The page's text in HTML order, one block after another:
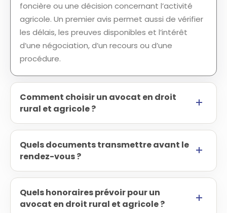
foncière ou une décision concernant l’activité
agricole. Un premier avis permet aussi de vérifier
les délais, les preuves disponibles et l’intérêt
d’une négociation, d’un recours ou d’une
procédure.
Comment choisir un avocat en droit
rural et agricole ?
Quels documents transmettre avant le
rendez-vous ?
Quels honoraires prévoir pour un
avocat en droit rural et agricole ?